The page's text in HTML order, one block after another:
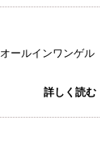
ールインワンゲル
詳しく読む